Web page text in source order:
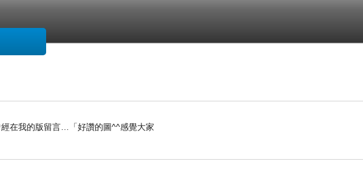
在我的版留言…「好讚的圖^^感覺大家